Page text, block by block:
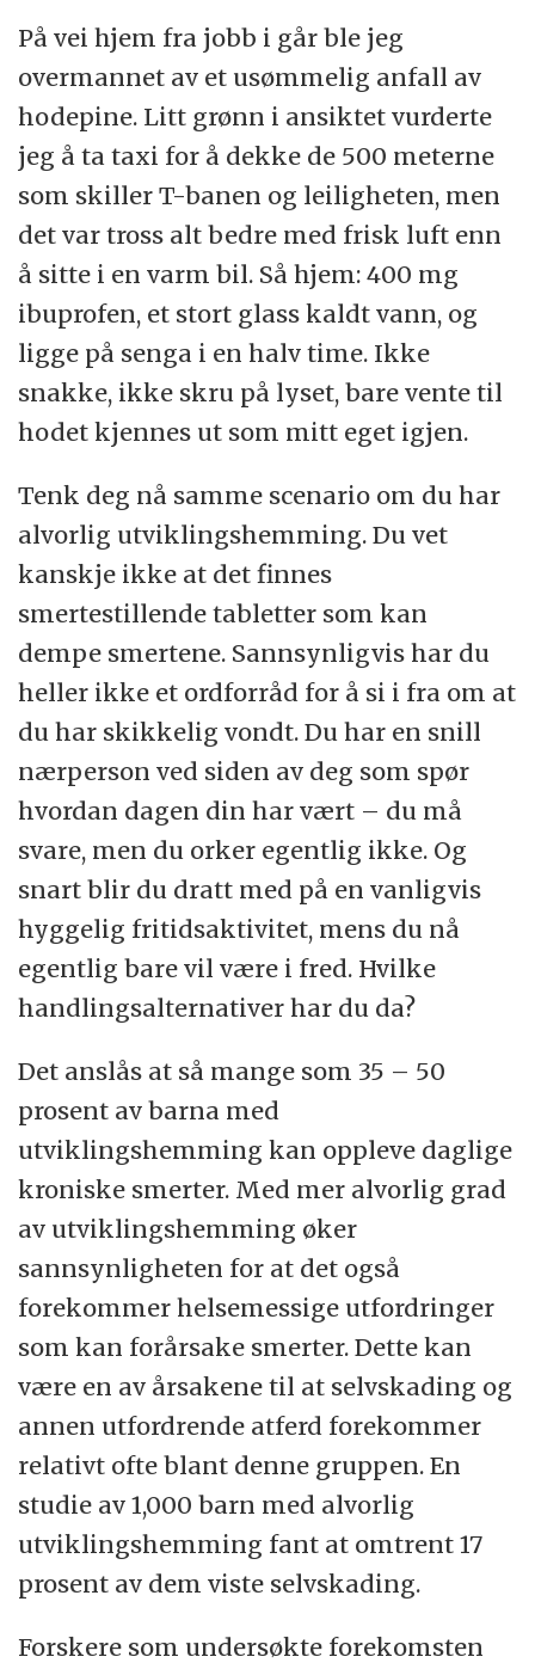
På vei hjem fra jobb i går ble jeg
overmannet av et usømmelig anfall av
hodepine. Litt grønn i ansiktet vurderte
jeg å ta taxi for å dekke de 500 meterne
som skiller T-banen og leiligheten, men
det var tross alt bedre med frisk luft enn
å sitte i en varm bil. Så hjem: 400 mg
ibuprofen, et stort glass kaldt vann, og
ligge på senga i en halv time. Ikke
snakke, ikke skru på lyset, bare vente til
hodet kjennes ut som mitt eget igjen.
Tenk deg nå samme scenario om du har
alvorlig utviklingshemming. Du vet
kanskje ikke at det finnes
smertestillende tabletter som kan
dempe smertene. Sannsynligvis har du
heller ikke et ordforråd for å si i fra om at
du har skikkelig vondt. Du har en snill
nærperson ved siden av deg som spør
hvordan dagen din har vært – du må
svare, men du orker egentlig ikke. Og
snart blir du dratt med på en vanligvis
hyggelig fritidsaktivitet, mens du nå
egentlig bare vil være i fred. Hvilke
handlingsalternativer har du da?
Det anslås at så mange som 35 – 50
prosent av barna med
utviklingshemming kan oppleve daglige
kroniske smerter. Med mer alvorlig grad
av utviklingshemming øker
sannsynligheten for at det også
forekommer helsemessige utfordringer
som kan forårsake smerter. Dette kan
være en av årsakene til at selvskading og
annen utfordrende atferd forekommer
relativt ofte blant denne gruppen. En
studie av 1,000 barn med alvorlig
utviklingshemming fant at omtrent 17
prosent av dem viste selvskading.
Forskere som undersøkte forekomsten